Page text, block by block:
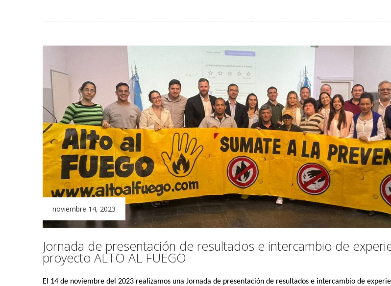
noviembre 14, 2023
Jornada de presentación de resultados e intercambio de
proyecto ALTO AL FUEGO
El 14 de noviembre del 2023 realizamos una Jornada de presentación de resultados e intercambio de